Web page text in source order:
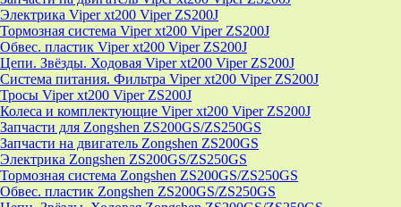
Электрика Viper xt200 Viper ZS200J
Тормозная система Viper xt200 Viper ZS200J
Обвес. пластик Viper xt200 Viper ZS200J
Цепи. Звёзды. Ходовая Viper xt200 Viper ZS200J
Система питания. Фильтра Viper xt200 Viper ZS200J
Тросы Viper xt200 Viper ZS200J
Колеса и комплектующие Viper xt200 Viper ZS200J
Запчасти для Zongshen ZS200GS/ZS250GS
Запчасти на двигатель Zongshen ZS200GS
Электрика Zongshen ZS200GS/ZS250GS
Тормозная система Zongshen ZS200GS/ZS250GS
Обвес. пластик Zongshen ZS200GS/ZS250GS